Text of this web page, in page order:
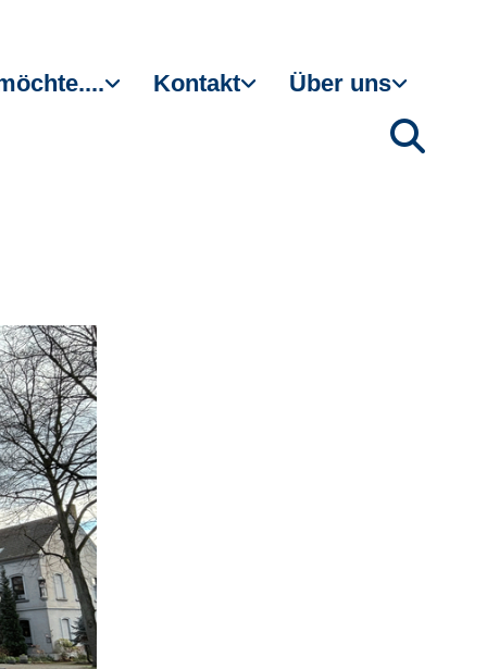
Kontakt Über uns